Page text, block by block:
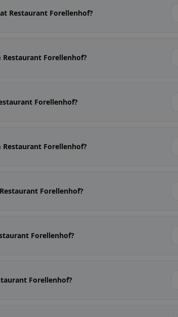
Restaurant Forellenhof?
Restaurant Forellenhof?
Forellenhof?
Forellenhof?
Forellenhof?
Forellenhof?
Forellenhof?